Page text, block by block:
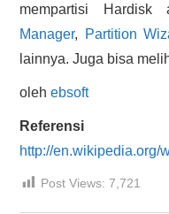
mempartisi
Manager, Partition
lainnya. Juga bisa
olehebsoft
Referensi
http://en.wikipedia.org/
Post Views: 7,721